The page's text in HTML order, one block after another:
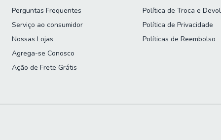
Perguntas Frequentes
Serviço ao consumidor
Nossas Lojas
Agrega-se Conosco
Ação de Frete Grátis
Política de Troca e
Política de Privacidade
Políticas de Reembolso